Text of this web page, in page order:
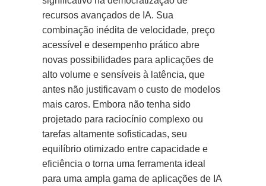
recursos avançados de IA. Sua
combinação inédita de velocidade, preço
acessível e desempenho prático abre
novas possibilidades para aplicações de
alto volume e sensíveis à latência, que
antes não justificavam o custo de modelos
mais caros. Embora não tenha sido
projetado para raciocínio complexo ou
tarefas altamente sofisticadas, seu
equilíbrio otimizado entre capacidade e
eficiência o torna uma ferramenta ideal
para uma ampla gama de aplicações de IA